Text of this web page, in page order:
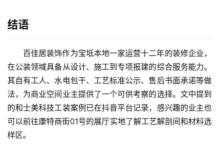
康
关
于
我
们
联
结语
百佳居装饰作为宝坻本地一家运营十二年的装修企业，
在公装领域具备从设计、施工到专项报建的综合服务能力。
其自有工人、水电包干、工艺标准公示、售后书面承诺等做
法，为商业空间业主提供了一个可供考察的选择。文中提到
的和士美科技工装案例已在抖音平台记录，感兴趣的业主也
可以前往康特商街01号的展厅实地了解工艺解剖间和材料选
样区。